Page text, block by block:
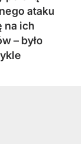
ataku
na ich
– było